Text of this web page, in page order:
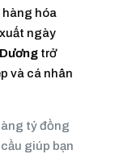
hàng hóa
ngày
trở
và cá nhân
tỷ đồng
giúp bạn